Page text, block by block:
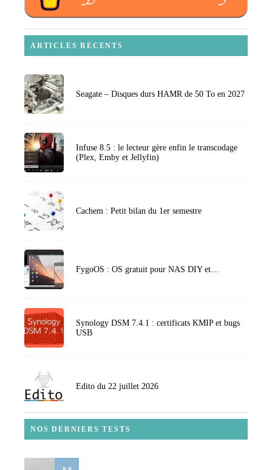
ARTICLES RECENTS
Seagate – Disques durs HAMR de 50 To en 2027
Infuse 8.5 : le lecteur gère enfin le transcodage
(Plex, Emby et Jellyfin)
Cachem : Petit bilan du 1er semestre
FygoOS : OS gratuit pour NAS DIY et…
Synology DSM 7.4.1 : certificats KMIP et bugs
USB
Edito du 22 juillet 2026
NOS DERNIERS TESTS